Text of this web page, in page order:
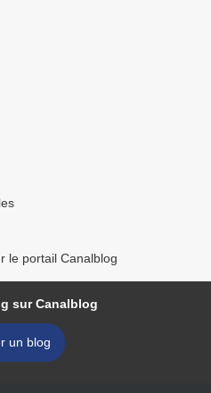
le portail Canalblog
sur Canalblog
un blog